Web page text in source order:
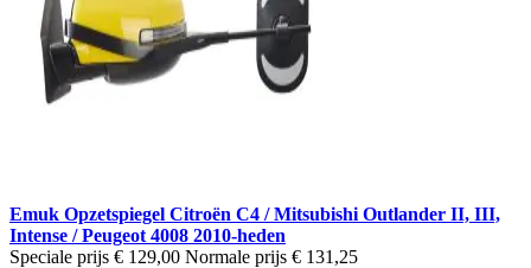
Emuk Opzetspiegel Citroën C4 / Mitsubishi Outlander II, III,
Intense / Peugeot 4008 2010-heden
Speciale prijs € 129,00 Normale prijs € 131,25